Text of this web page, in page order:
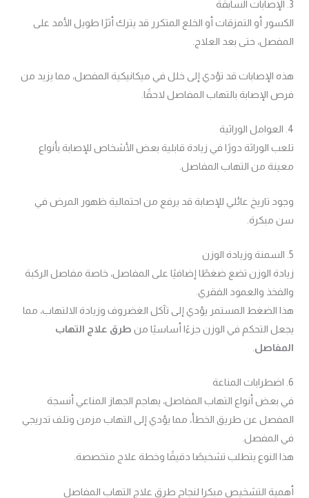
3. الإصابات السابقة
الكسور أو التمزقات أو الخلع المتكرر قد يترك أثرًا طويل الأمد على
المفصل، حتى بعد العلاج.
هذه الإصابات قد تؤدي إلى خلل في ميكانيكية المفصل، مما يزيد من
فرص الإصابة بالتهاب المفاصل لاحقًا.
4. العوامل الوراثية
تلعب الوراثة دورًا في زيادة قابلية بعض الأشخاص للإصابة بأنواع
معينة من التهاب المفاصل.
وجود تاريخ عائلي للإصابة قد يرفع من احتمالية ظهور المرض في
سن مبكرة.
5. السمنة وزيادة الوزن
زيادة الوزن تضع ضغطًا إضافيًا على المفاصل، خاصة مفاصل الركبة
والفخذ والعمود الفقري.
هذا الضغط المستمر يؤدي إلى تآكل الغضروف وزيادة الالتهاب، مما
يجعل التحكم في الوزن جزءًا أساسيًا من طرق علاج التهاب
المفاصل
6. اضطرابات المناعة
في بعض أنواع التهاب المفاصل، يهاجم الجهاز المناعي أنسجة
المفصل عن طريق الخطأ، مما يؤدي إلى التهاب مزمن وتلف تدريجي
في المفصل.
هذا النوع يتطلب تشخيصًا دقيقًا وخطة علاج متخصصة.
أهمية التشخيص مبكرا لنجاح طرق علاج التهاب المفاصل